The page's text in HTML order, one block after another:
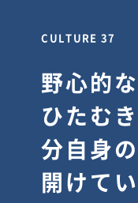
CULTURE 30
逆境で
スを変
り、期
輔塾・前